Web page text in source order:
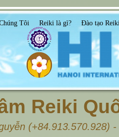
Tôi Reiki là gì? Đào tạo
Reiki
(+84.913.570.928)